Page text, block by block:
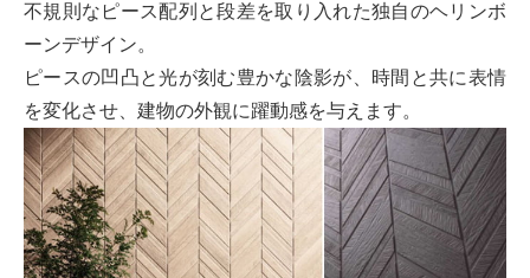
不規則なピース配列と段差を取り入れた独自のヘリンボ
ーンデザイン。
ピースの凹凸と光が刻む豊かな陰影が、時間と共に表情
を変化させ、建物の外観に躍動感を与えます。